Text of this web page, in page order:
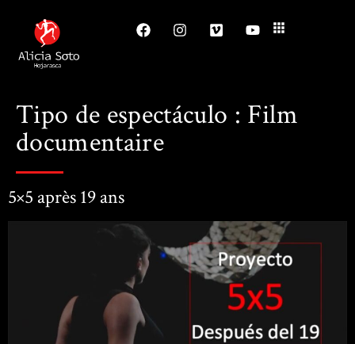
Tipo de espectáculo : Film
documentaire
5×5 après 19 ans